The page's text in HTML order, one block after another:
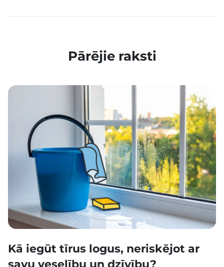
Pārējie raksti
Kā iegūt tīrus logus, neriskējot ar
savu veselību un dzīvību?